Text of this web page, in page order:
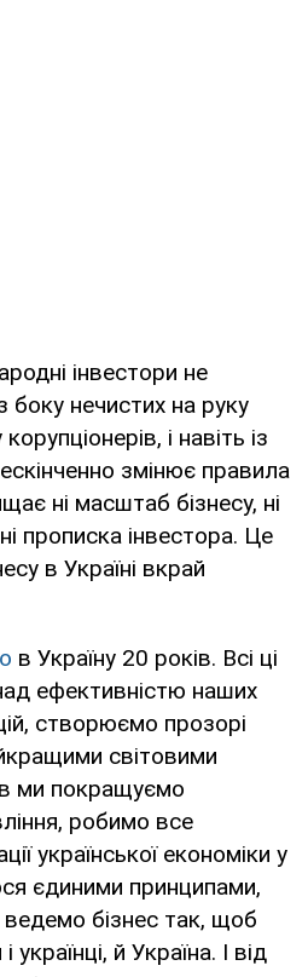
інвестори не
боку нечистих на руку
і навіть із
змінює правила
ні масштаб бізнесу, ні
прописка інвестора. Це
в Україні вкрай
в Україну 20 років. Всі ці
ефективністю наших
створюємо прозорі
світовими
ми покращуємо
робимо все
української економіки у
єдиними принципами,
бізнес так, щоб
й Україна. І від